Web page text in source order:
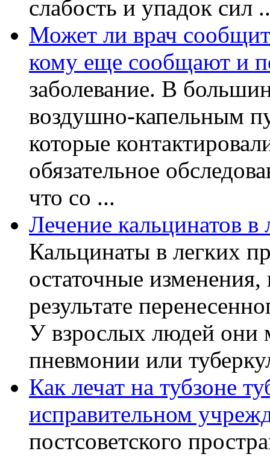
слабость и упадок сил
Может ли врач
кому еще сообщают и
заболевание. В
воздушно-капельным
которые
обязательное
что со ...
Лечение кальцинатов
Кальцинаты в легких
остаточные
результате
У взрослых людей они
пневмонии или
Как лечат на тубзоне
исправительном
постсоветского